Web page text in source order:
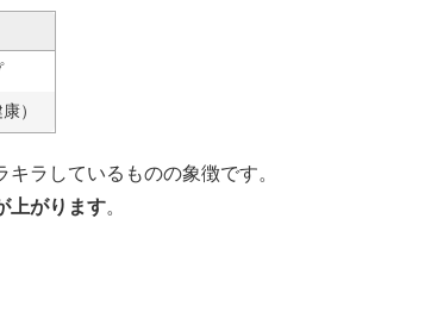
）
ラしているものの象徴です。
上がります